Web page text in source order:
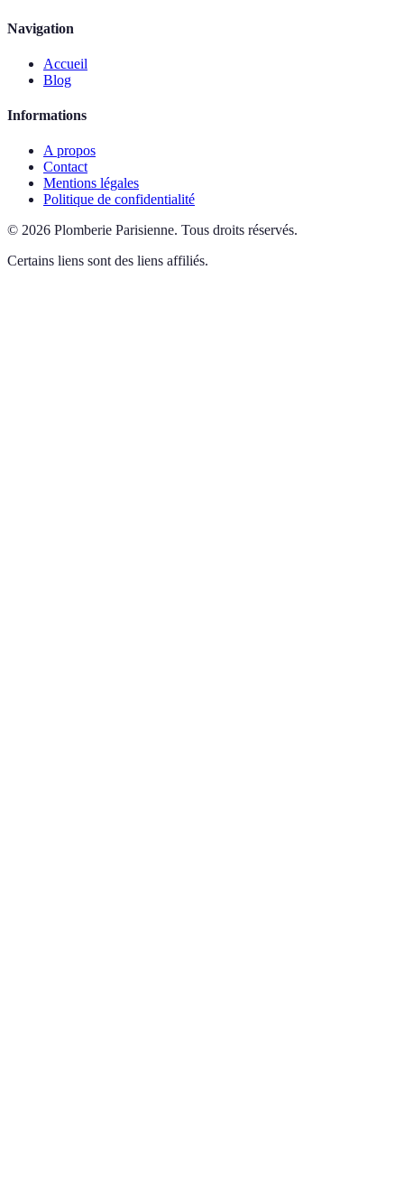
Navigation
Accueil
Blog
Informations
A propos
Contact
Mentions légales
Politique de confidentialité
© 2026 Plomberie Parisienne. Tous droits réservés.
Certains liens sont des liens affiliés.